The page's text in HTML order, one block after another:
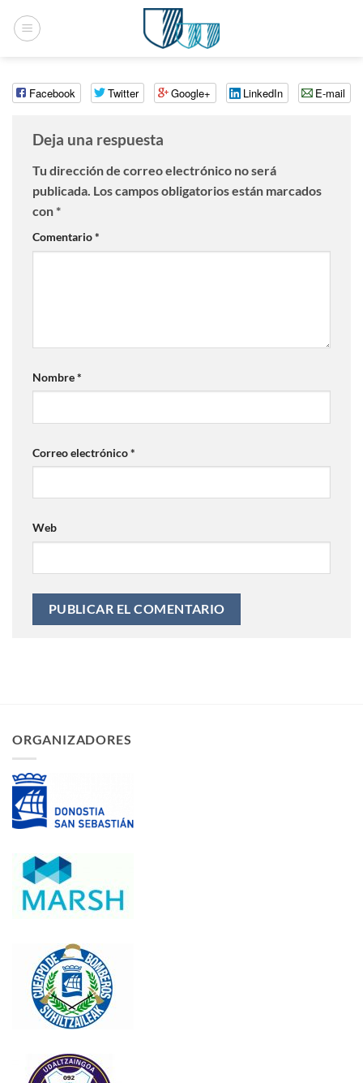
Facebook Twitter Google+ LinkedIn E-mail
Deja una respuesta
Tu dirección de correo electrónico no será
publicada. Los campos obligatorios están marcados
con*
Comentario*
Nombre*
Correo electrónico*
Web
ORGANIZADORES